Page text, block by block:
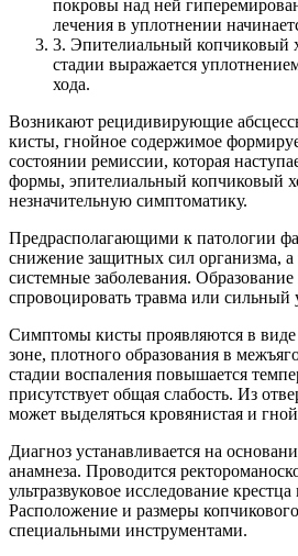
покровы над ней
лечения в уплотнении
3. Эпителиальный копчиковый
стадии выражается
хода.
Возникают рецидивирующие
кисты, гнойное содержимое
состоянии ремиссии, которая
формы, эпителиальный копчиковый
незначительную симптоматику.
Предрасполагающими к патологии
снижение защитных сил организма,
системные заболевания.
спровоцировать травма или сильный
Симптомы кисты проявляются в виде
зоне, плотного образования в
стадии воспаления повышается
присутствует общая слабость. Из
может выделяться кровянистая и
Диагноз устанавливается на
анамнеза. Проводится
ультразвуковое исследование
Расположение и размеры
специальными инструментами.